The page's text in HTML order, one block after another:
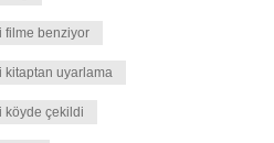
filme benziyor
kitaptan uyarlama
köyde çekildi